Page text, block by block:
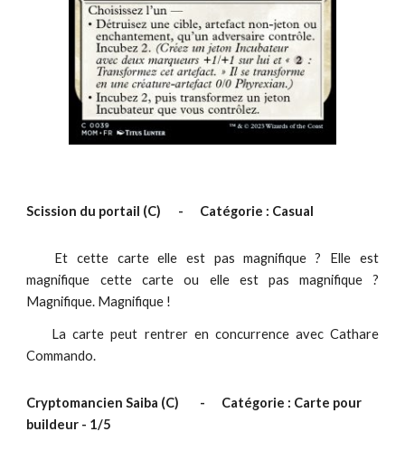
Scission du portail (C) - Catégorie : Casual
Et cette carteelle est pas magnifique ? Elle est
magnifique cette carteou elleest pas magnifique ?
Magnifique. Magnifique !
La carte peut rentrer en concurrence avec Cathare
Commando.
Cryptomancien Saiba (C) -
Catégorie : Carte pour
buildeur - 1/5